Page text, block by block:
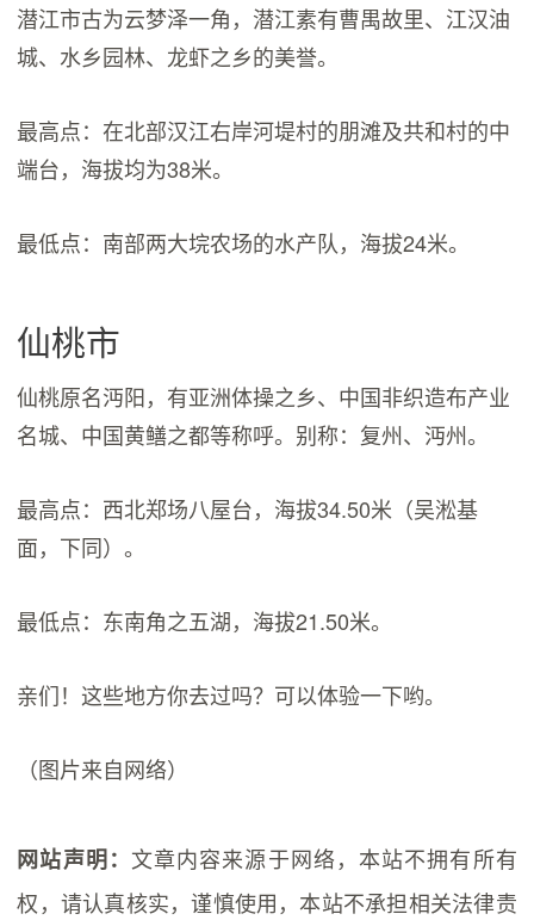
潜江市古为云梦泽一角，潜江素有曹禺故里、江汉油
城、水乡园林、龙虾之乡的美誉。
最高点：在北部汉江右岸河堤村的朋滩及共和村的中
端台，海拔均为38米。
最低点：南部两大垸农场的水产队，海拔24米。
仙桃市
仙桃原名沔阳，有亚洲体操之乡、中国非织造布产业
名城、中国黄鳝之都等称呼。别称：复州、沔州。
最高点：西北郑场八屋台，海拔34.50米（吴淞基
面，下同）。
最低点：东南角之五湖，海拔21.50米。
亲们！这些地方你去过吗？可以体验一下哟。
（图片来自网络）
网站声明： 文章内容来源于网络，本站不拥有所有
权，请认真核实，谨慎使用，本站不承担相关法律责